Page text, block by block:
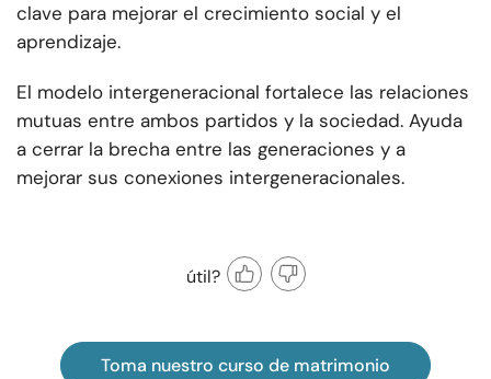
clave para mejorar el crecimiento social y el
aprendizaje.
El modelo intergeneracional fortalece las relaciones
mutuas entre ambos partidos y la sociedad. Ayuda
a cerrar la brecha entre las generaciones y a
mejorar sus conexiones intergeneracionales.
útil?
Toma nuestro curso de matrimonio